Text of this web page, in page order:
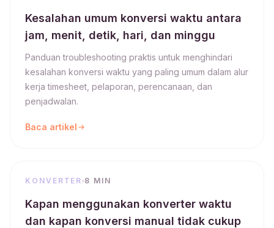
Kesalahan umum konversi waktu antara
jam, menit, detik, hari, dan minggu
Panduan troubleshooting praktis untuk menghindari
kesalahan konversi waktu yang paling umum dalam alur
kerja timesheet, pelaporan, perencanaan, dan
penjadwalan.
Baca artikel
KONVERTER 8 MIN
Kapan menggunakan konverter waktu
dan kapan konversi manual tidak cukup